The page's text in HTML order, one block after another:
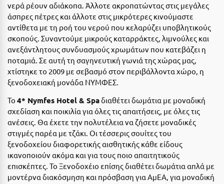
Ηράκλειο
Θ
Θάσος
Θεσσαλονίκη
Ι
Ιεράπετρα
Ιθάκη
Ικαρία
Ίος
νερά ρέουν αδιάκοπα. Άλλοτε ακροπατώντας στις μεγάλες
άσπρες πέτρες και άλλοτε στις μικρότερες κινούμαστε
αντίθετα με τη ροή του νερού που κελαρύζει υποβλητικούς
σκοπούς. Συναντούμε μικρούς καταρράκτες, λιμνούλες και
ανεξάντλητους συνδυασμούς χρωμάτων που κατεβάζει η
ποταμιά. Σε αυτή τη σαγηνευτική γωνιά της χώρας μας,
χτίστηκε το 2009 με σεβασμό στον περιβάλλοντα χώρο, η
ξενοδοχειακή μονάδα ΝΥΜΦΕΣ.
Το 4* Nymfes Hotel & Spaδιαθέτει δωμάτια με μοναδική
σχεδίαση και ποικιλία για όλες τις απαιτήσεις, με όλες τις
ανέσεις. Θα έχετε την πολυτέλεια να ζήσετε μοναδικές
στιγμές παρέα με τζάκι. Οι τέσσερις σουίτες του
ξενοδοχείου διαφορετικής αισθητικής κάθε είδους
ικανοποιούν ακόμα και για τους ποιο απαιτητικούς
επισκέπτες. Το Ξενοδοχέιο επίσης διαθέτει δωμάτια απλά με
μοντέρνα διακόσμηση και πρόσβαση για ΑμΕΑ, για μοναδική